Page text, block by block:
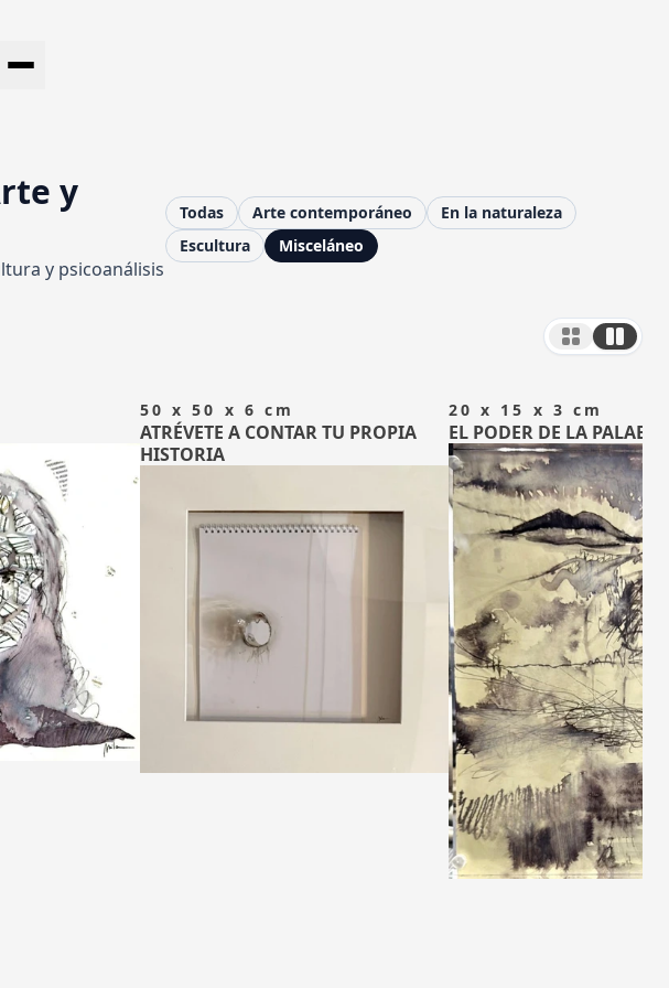
y
y psicoanálisis
Todas Arte contemporáneo
En la naturaleza
Escultura
Misceláneo
Grid view
Row
50 x 50 x 6 cm
ATRÉVETE A CONTAR TU PROPIA
HISTORIA
20 x 15 x 3 cm
EL PODER DE LA